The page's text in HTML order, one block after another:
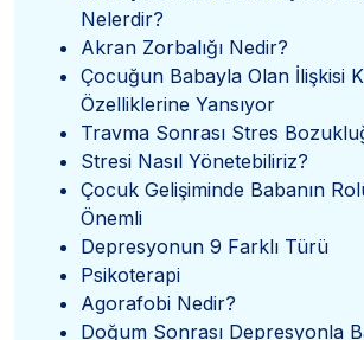
Nelerdir?
Akran Zorbalığı Nedir?
Çocuğun Babayla Olan İlişkisi
Özelliklerine Yansıyor
Travma Sonrası Stres
Stresi Nasıl Yönetebiliriz?
Çocuk Gelişiminde Babanın
Önemli
Depresyonun 9 Farklı Türü
Psikoterapi
Agorafobi Nedir?
Doğum Sonrası Depresyonla